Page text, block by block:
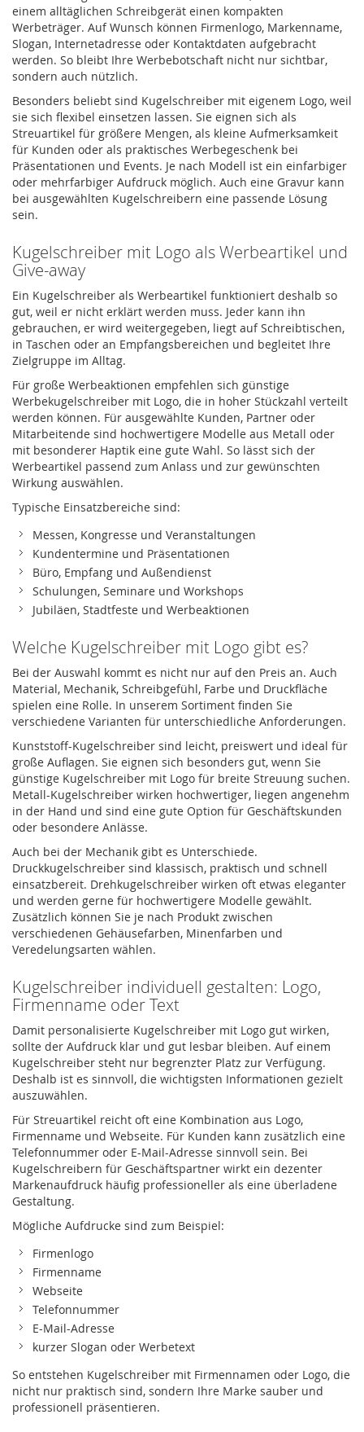
einem alltäglichen Schreibgerät einen kompakten
Werbeträger. Auf Wunsch können Firmenlogo, Markenname,
Slogan, Internetadresse oder Kontaktdaten aufgebracht
werden. So bleibt Ihre Werbebotschaft nicht nur sichtbar,
sondern auch nützlich.
Besonders beliebt sind Kugelschreiber mit eigenem Logo, weil
sie sich flexibel einsetzen lassen. Sie eignen sich als
Streuartikel für größere Mengen, als kleine Aufmerksamkeit
für Kunden oder als praktisches Werbegeschenk bei
Präsentationen und Events. Je nach Modell ist ein einfarbiger
oder mehrfarbiger Aufdruck möglich. Auch eine Gravur kann
bei ausgewählten Kugelschreibern eine passende Lösung
sein.
Kugelschreiber mit Logo als Werbeartikel und
Give-away
Ein Kugelschreiber als Werbeartikel funktioniert deshalb so
gut, weil er nicht erklärt werden muss. Jeder kann ihn
gebrauchen, er wird weitergegeben, liegt auf Schreibtischen,
in Taschen oder an Empfangsbereichen und begleitet Ihre
Zielgruppe im Alltag.
Für große Werbeaktionen empfehlen sich günstige
Werbekugelschreiber mit Logo, die in hoher Stückzahl verteilt
werden können. Für ausgewählte Kunden, Partner oder
Mitarbeitende sind hochwertigere Modelle aus Metall oder
mit besonderer Haptik eine gute Wahl. So lässt sich der
Werbeartikel passend zum Anlass und zur gewünschten
Wirkung auswählen.
Typische Einsatzbereiche sind:
Messen, Kongresse und Veranstaltungen
Kundentermine und Präsentationen
Büro, Empfang und Außendienst
Schulungen, Seminare und Workshops
Jubiläen, Stadtfeste und Werbeaktionen
Welche Kugelschreiber mit Logo gibt es?
Bei der Auswahl kommt es nicht nur auf den Preis an. Auch
Material, Mechanik, Schreibgefühl, Farbe und Druckfläche
spielen eine Rolle. In unserem Sortiment finden Sie
verschiedene Varianten für unterschiedliche Anforderungen.
Kunststoff-Kugelschreiber sind leicht, preiswert und ideal für
große Auflagen. Sie eignen sich besonders gut, wenn Sie
günstige Kugelschreiber mit Logo für breite Streuung suchen.
Metall-Kugelschreiber wirken hochwertiger, liegen angenehm
in der Hand und sind eine gute Option für Geschäftskunden
oder besondere Anlässe.
Auch bei der Mechanik gibt es Unterschiede.
Druckkugelschreiber sind klassisch, praktisch und schnell
einsatzbereit. Drehkugelschreiber wirken oft etwas eleganter
und werden gerne für hochwertigere Modelle gewählt.
Zusätzlich können Sie je nach Produkt zwischen
verschiedenen Gehäusefarben, Minenfarben und
Veredelungsarten wählen.
Kugelschreiber individuell gestalten: Logo,
Firmenname oder Text
Damit personalisierte Kugelschreiber mit Logo gut wirken,
sollte der Aufdruck klar und gut lesbar bleiben. Auf einem
Kugelschreiber steht nur begrenzter Platz zur Verfügung.
Deshalb ist es sinnvoll, die wichtigsten Informationen gezielt
auszuwählen.
Für Streuartikel reicht oft eine Kombination aus Logo,
Firmenname und Webseite. Für Kunden kann zusätzlich eine
Telefonnummer oder E-Mail-Adresse sinnvoll sein. Bei
Kugelschreibern für Geschäftspartner wirkt ein dezenter
Markenaufdruck häufig professioneller als eine überladene
Gestaltung.
Mögliche Aufdrucke sind zum Beispiel:
Firmenlogo
Firmenname
Webseite
Telefonnummer
E-Mail-Adresse
kurzer Slogan oder Werbetext
So entstehen Kugelschreiber mit Firmennamen oder Logo, die
nicht nur praktisch sind, sondern Ihre Marke sauber und
professionell präsentieren.